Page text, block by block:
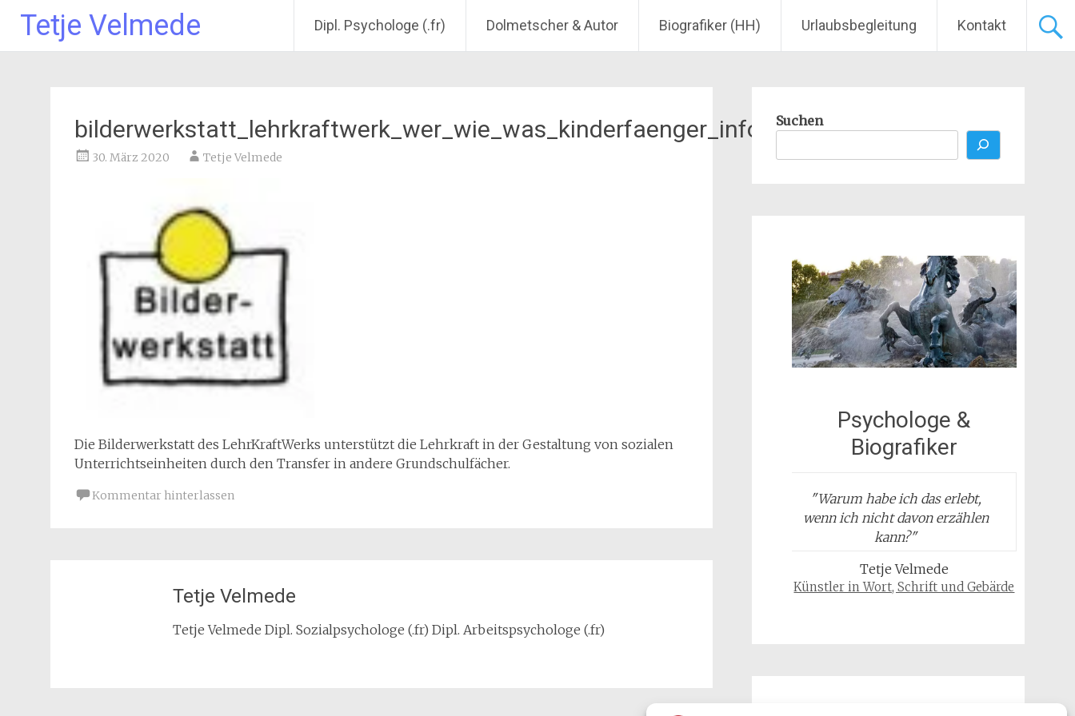
Tetje Velmede Dipl. Psychologe (.fr) Dolmetscher & Autor Biografiker (HH) Urlaubsbegleitung Kontakt
bilderwerkstatt_lehrkraftwerk_wer_wie_was_kinderfaenger_info
30. März 2020 Tetje Velmede
Die Bilderwerkstatt des LehrKraftWerks unterstützt die Lehrkraft in der Gestaltung von sozialen
Unterrichtseinheiten durch den Transfer in andere Grundschulfächer.
Kommentar hinterlassen
Tetje Velmede
Tetje Velmede Dipl. Sozialpsychologe (.fr) Dipl. Arbeitspsychologe (.fr)
Suchen
Psychologe &
Biografiker
"Warum habe ich das erlebt,
wenn ich nicht davon erzählen
kann?"
Tetje Velmede
Künstler in Wort, Schrift und Gebärde